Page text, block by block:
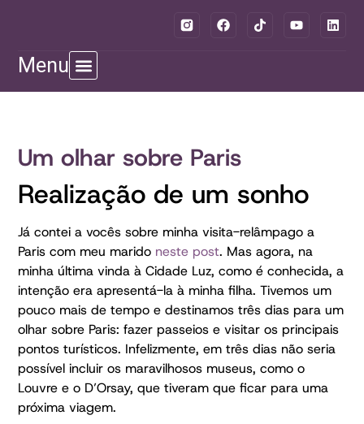
Menu
Um olhar sobre Paris
Realização de um sonho
Já contei a vocês sobre minha visita-relâmpago a
Paris com meu marido neste post. Mas agora, na
minha última vinda à Cidade Luz, como é conhecida, a
intenção era apresentá-la à minha filha. Tivemos um
pouco mais de tempo e destinamos três dias para um
olhar sobre Paris: fazer passeios e visitar os principais
pontos turísticos. Infelizmente, em três dias não seria
possível incluir os maravilhosos museus, como o
Louvre e o D’Orsay, que tiveram que ficar para uma
próxima viagem.